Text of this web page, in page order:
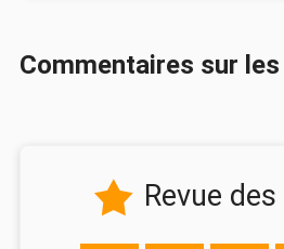
Commentaires sur
 Revue